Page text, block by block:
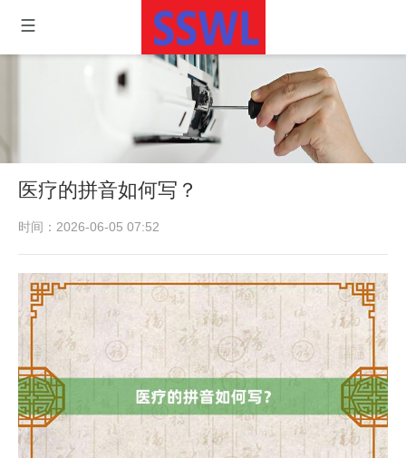
医疗的拼音如何写？
时间：2026-06-05 07:52